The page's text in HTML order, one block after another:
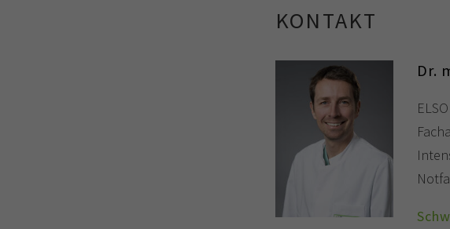
KONTAKT
Dr.